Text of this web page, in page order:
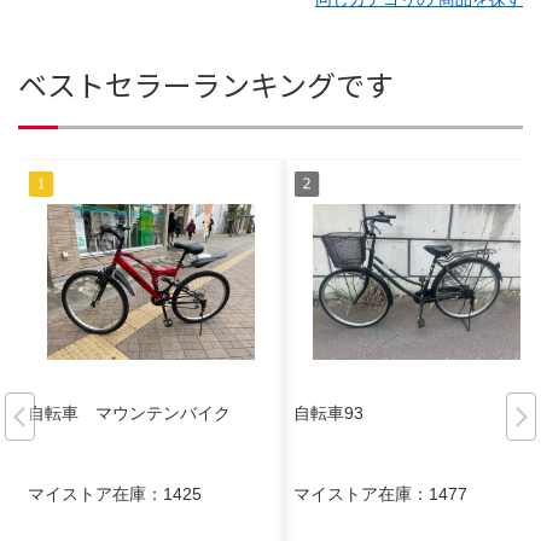
ベストセラーランキングです
自転車 マウンテンバイク
マイストア在庫： 1425
自転車93
マイストア在庫： 1477